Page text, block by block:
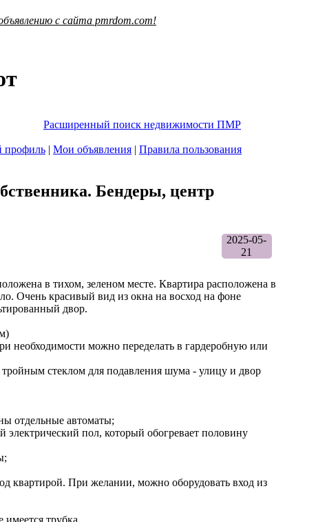
с сайта pmrdom.com!
Расширенный поиск недвижимости ПМР
профиль | Мои объявления | Правила пользования
Бендеры, центр
2025-05-
21
в тихом, зеленом месте. Квартира расположена в
Очень красивый вид из окна на восход на фоне
двор.
необходимости можно переделать в гардеробную или
стеклом для подавления шума - улицу и двор
отдельные автоматы;
электрический пол, который обогревает половину
квартирой. При желании, можно оборудовать вход из
имеется трубка